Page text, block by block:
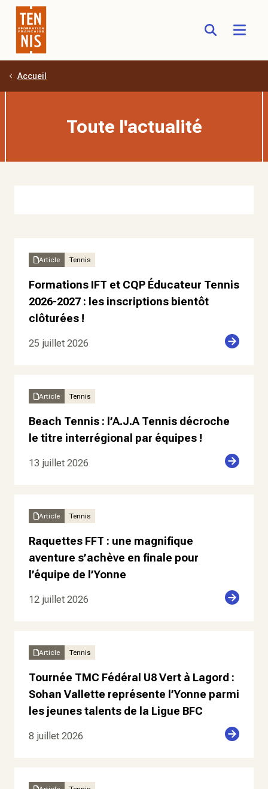
Aller au contenu principal
Accueil
Toute l'actualité
Article Tennis
Formations IFT et CQP Éducateur Tennis
2026-2027 : les inscriptions bientôt
clôturées !
25 juillet 2026
Article Tennis
Beach Tennis : l’A.J.A Tennis décroche
le titre interrégional par équipes !
13 juillet 2026
Article Tennis
Raquettes FFT : une magnifique
aventure s’achève en finale pour
l’équipe de l’Yonne
12 juillet 2026
Article Tennis
Tournée TMC Fédéral U8 Vert à Lagord :
Sohan Vallette représente l’Yonne parmi
les jeunes talents de la Ligue BFC
8 juillet 2026